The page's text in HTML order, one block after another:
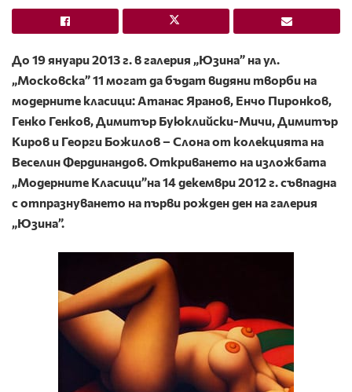
До 19 януари 2013 г. в галерия „Юзина” на ул.
„Московска” 11 могат да бъдат видяни творби на
модерните класици: Атанас Яранов, Енчо Пиронков,
Генко Генков, Димитър Буюклийски-Мичи, Димитър
Киров и Георги Божилов – Слона от колекцията на
Веселин Фердинандов. Откриването на изложбата
„Модерните Класици”на 14 декември 2012 г. съвпадна
с отпразнуването на първи рожден ден на галерия
„Юзина”.